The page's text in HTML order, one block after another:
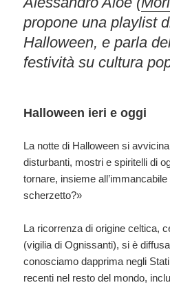
propone una playlist
Halloween, e parla
festività su cultura
Halloween ieri e oggi
La notte di Halloween si
disturbanti, mostri e spiritelli di
tornare, insieme
scherzetto?»
La ricorrenza di origine celtica,
(vigilia di Ognissanti), si è
conosciamo dapprima negli
recenti nel resto del mondo,